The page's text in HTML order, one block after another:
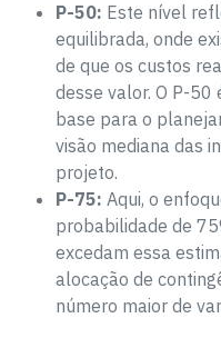
P-50: Este nível
equilibrada, onde
de que os custos
desse valor. O P-
base para o
visão mediana das
projeto.
P-75: Aqui, o
probabilidade de
excedam essa
alocação de
número maior de